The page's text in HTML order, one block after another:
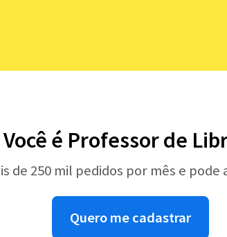
Você é Professor de
de 250 mil pedidos por mês e
Quero me cadastrar